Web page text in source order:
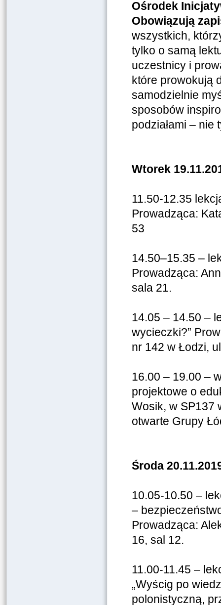
Ośrodek
Obowiązują
wszystkich,
tylko o samą
uczestnicy i
które prowokują
samodzielnie
sposobów
podziałami – nie
Wtorek
11.50-12.35
Prowadząca:
53
14.50–15.35 –
Prowadząca:
sala 21.
14.05 – 14.50 –
wycieczki?”
nr 142 w Łodzi,
16.00 – 19.00 –
projektowe o
Wosik, w SP137
otwarte Grupy
Środa
10.05-10.50 –
–
Prowadząca:
16, sal 12.
11.00-11.45 –
„Wyścig po
polonistyczną,